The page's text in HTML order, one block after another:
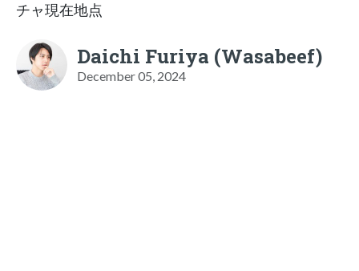
チャ現在地点
Daichi Furiya (Wasabeef)
December 05, 2024